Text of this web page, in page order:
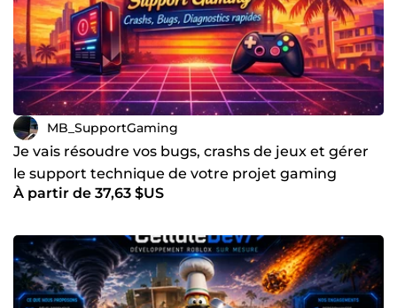
MB_SupportGaming
Je vais résoudre vos bugs, crashs de jeux et gérer
le support technique de votre projet gaming
À partir de 37,63 $US